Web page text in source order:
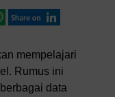
mempelajari
Rumus ini
data